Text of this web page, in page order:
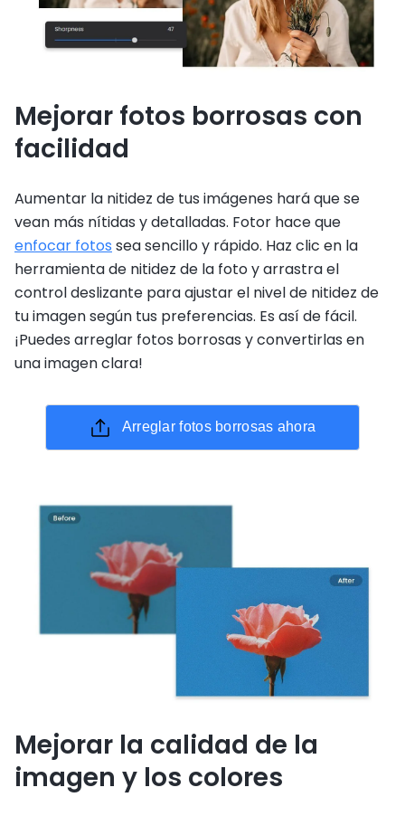
Mejorar fotos borrosas con
facilidad
Aumentar la nitidez de tus imágenes hará que se
vean más nítidas y detalladas. Fotor hace que
enfocar fotos sea sencillo y rápido. Haz clic en la
herramienta de nitidez de la foto y arrastra el
control deslizante para ajustar el nivel de nitidez de
tu imagen según tus preferencias. Es así de fácil.
¡Puedes arreglar fotos borrosas y convertirlas en
una imagen clara!
Arreglar fotos borrosas ahora
Mejorar la calidad de la
imagen y los colores